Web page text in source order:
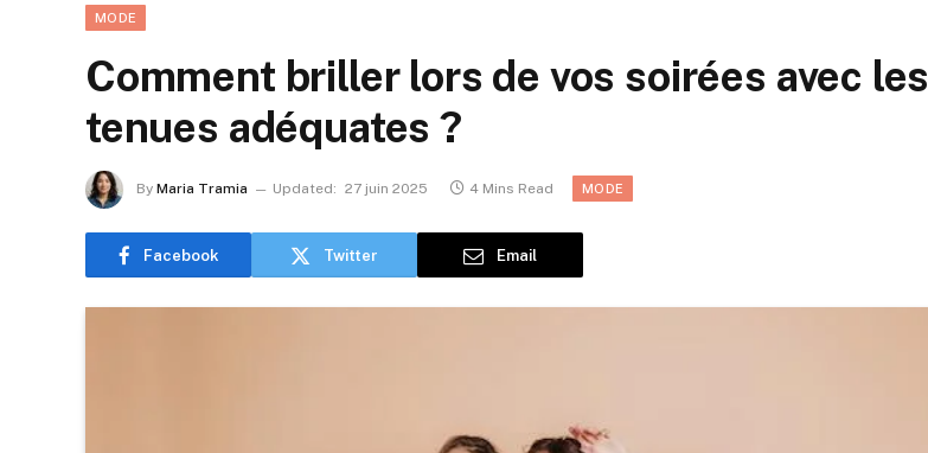
MODE
Comment briller lors de vos soirées avec les
tenues adéquates ?
By Maria Tramia Updated: 27 juin 2025 4 Mins Read MODE
Facebook Twitter Email